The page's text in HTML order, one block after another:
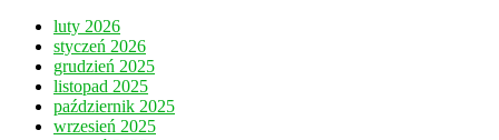
luty 2026
styczeń 2026
grudzień 2025
listopad 2025
październik 2025
wrzesień 2025